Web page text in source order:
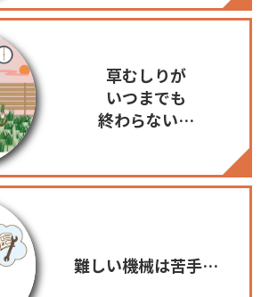
草むしりが
いつまでも
終わらない…
難しい機械は苦手…